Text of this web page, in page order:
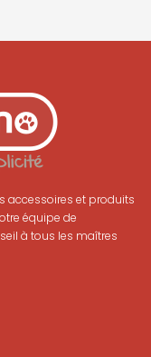
accessoires et produits
équipe de
à tous les maîtres